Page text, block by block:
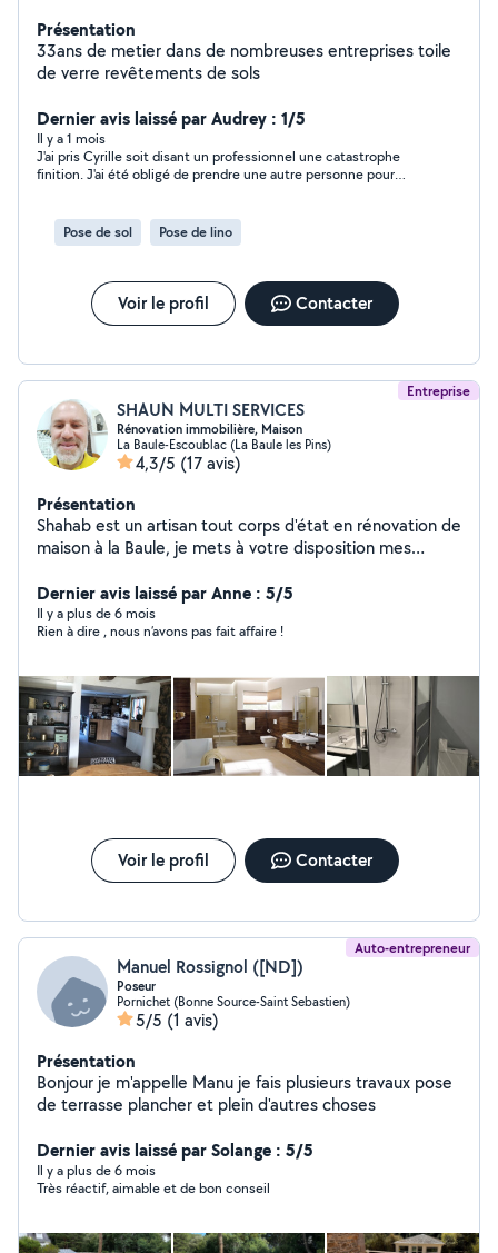
Présentation
33ans de metier dans de nombreuses entreprises toile
de verre revêtements de sols
Dernier avis laissé par Audrey : 1/5
Il y a 1 mois
J'ai pris Cyrille soit disant un professionnel une catastrophe
finition. J'ai été obligé de prendre une autre personne pour
débordement , marque de rouleaux sur tout le plafond. Il a
constaté lui même et devait revenir jamais revenu, j'ai laissé
l'argent.voir photo. Très déçu
Pose de sol Pose de lino
Voir le profil Contacter
Entreprise
SHAUN MULTI SERVICES
Rénovation immobilière, Maison
La Baule-Escoublac (La Baule les Pins)
4,3/5 (17 avis)
Présentation
Shahab est un artisan tout corps d'état en rénovation de
maison à la Baule, je mets à votre disposition mes
maison, j'ai plus de 25 ans d'expérience dans la
rénovation de maisons et d'appartements. Faites appel
à mes services.
Dernier avis laissé par Anne : 5/5
Il y a plus de 6 mois
Rien à dire , nous n’avons pas fait affaire !
Voir le profil Contacter
Auto-entrepreneur
Manuel Rossignol ([ND])
Poseur
Pornichet (Bonne Source-Saint Sebastien)
5/5 (1 avis)
Présentation
Bonjour je m'appelle Manu je fais plusieurs travaux pose
de terrasse plancher et plein d'autres choses
Dernier avis laissé par Solange : 5/5
Il y a plus de 6 mois
Très réactif, aimable et de bon conseil